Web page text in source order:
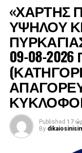
«ΧΑΡΤΗΣ
ΥΨΗΛΟΥ
09-08-
Published 17
By